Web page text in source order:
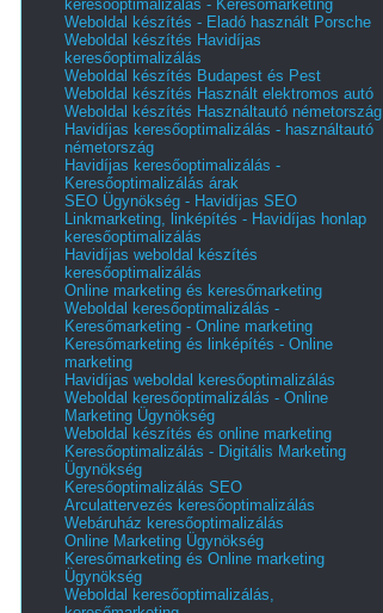
keresőoptimalizálás - Keresőmarketing
Weboldal készítés - Eladó használt Porsche
Weboldal készítés Havidíjas
keresőoptimalizálás
Weboldal készítés Budapest és Pest
Weboldal készítés Használt elektromos autó
Weboldal készítés Használtautó németország
Havidíjas keresőoptimalizálás - használtautó
németország
Havidíjas keresőoptimalizálás -
Keresőoptimalizálás árak
SEO Ügynökség - Havidíjas SEO
Linkmarketing, linképítés - Havidíjas honlap
keresőoptimalizálás
Havidíjas weboldal készítés
keresőoptimalizálás
Online marketing és keresőmarketing
Weboldal keresőoptimalizálás -
Keresőmarketing - Online marketing
Keresőmarketing és linképítés - Online
marketing
Havidíjas weboldal keresőoptimalizálás
Weboldal keresőoptimalizálás - Online
Marketing Ügynökség
Weboldal készítés és online marketing
Keresőoptimalizálás - Digitális Marketing
Ügynökség
Keresőoptimalizálás SEO
Arculattervezés keresőoptimalizálás
Webáruház keresőoptimalizálás
Online Marketing Ügynökség
Keresőmarketing és Online marketing
Ügynökség
Weboldal keresőoptimalizálás,